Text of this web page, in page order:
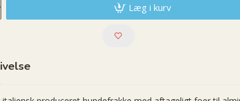
Læg i kurv